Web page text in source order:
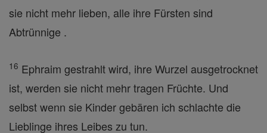
sie nicht mehr lieben, alle ihre Fürsten sind
Abtrünnige .
16 Ephraim gestrahlt wird, ihre Wurzel ausgetrocknet
ist, werden sie nicht mehr tragen Früchte. Und
selbst wenn sie Kinder gebären ich schlachte die
Lieblinge ihres Leibes zu tun.